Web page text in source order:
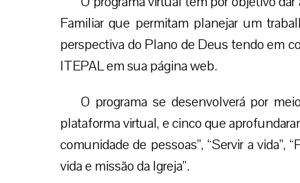
Familiar que permitam planejar um
perspectiva do Plano de Deus tendo em
ITEPAL em sua página web.
O programa se desenvolverá por
plataforma virtual, e cinco que
comunidade de pessoas”, “Servir a vida”,
vida e missão da Igreja”.